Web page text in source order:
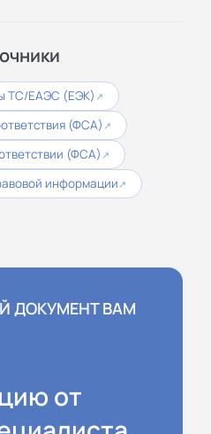
ТС/ЕАЭС (ЕЭК) ↗
(ФСА) ↗
(ФСА) ↗
информации ↗
ДОКУМЕНТ ВАМ
от